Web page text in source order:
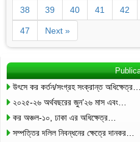
38 39 40 41 42
47 Next »
উৎসে কর কর্তন/সংগ্রহ সংক্রান্ত অধিক্ষেত্র…
২০২৫-২৬ অর্থবছরের জুন’২৬ মাস এবং…
কর অঞ্চল-১০, ঢাকা এর অধিক্ষেত্র…
সম্পত্তির দলিল নিবন্ধনের ক্ষেত্রে দানকর…